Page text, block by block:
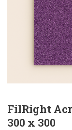
FilRight
300 x 300